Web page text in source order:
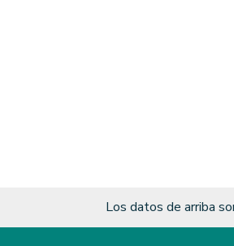
Los datos de arriba